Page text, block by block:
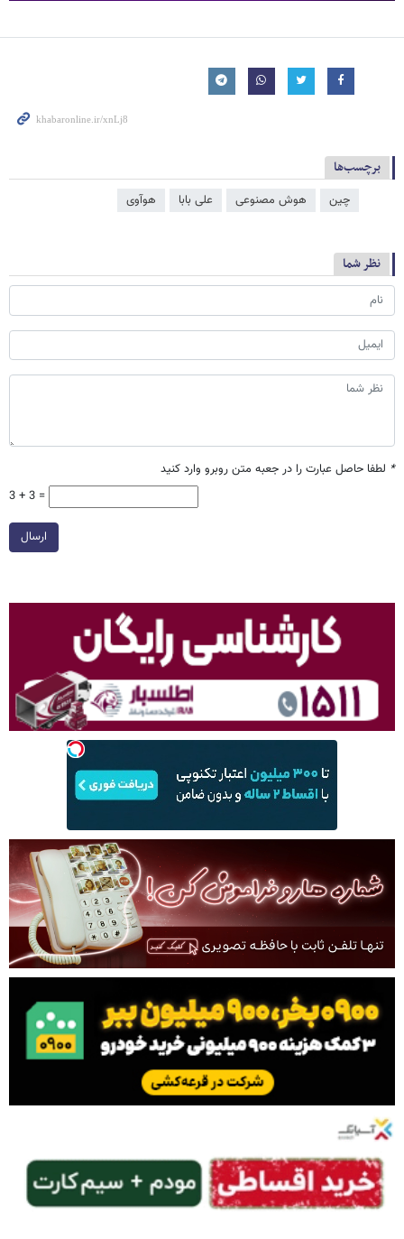
برچسب‌ها
چین هوش مصنوعی علی بابا هوآوی
نظر شما
* لطفا حاصل عبارت را در جعبه متن روبرو وارد کنید
3 + 3 =
ارسال